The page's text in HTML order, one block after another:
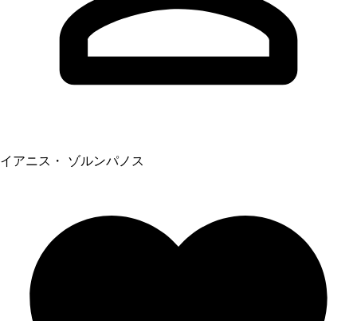
イアニス・ ゾルンパノス